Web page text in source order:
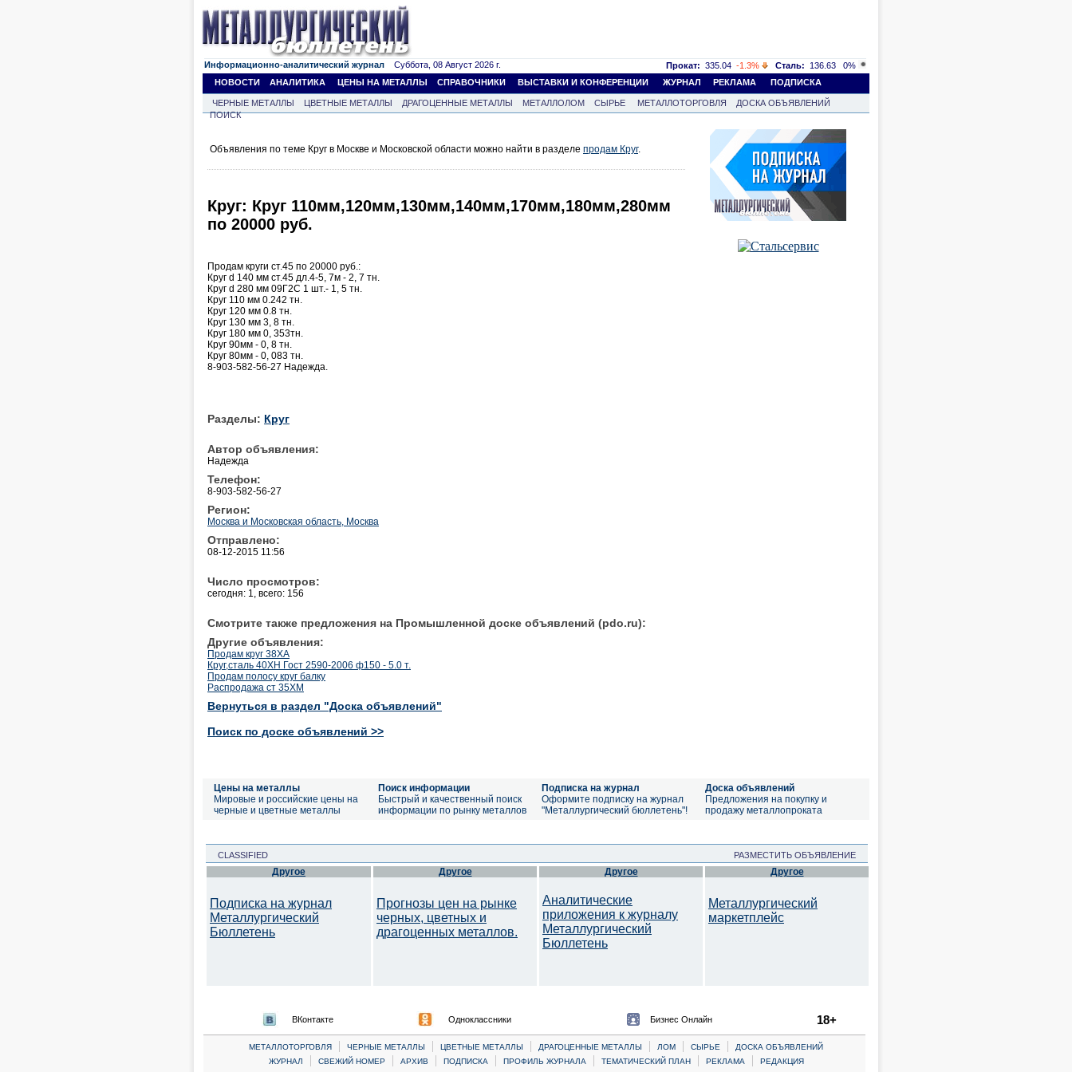
Информационно-аналитический журнал Суббота, 08 Август 2026 г. Прокат: 335.04 -1.3% Сталь: 136.63
0%
НОВОСТИ
АНАЛИТИКА ЦЕНЫ НА МЕТАЛЛЫ СПРАВОЧНИКИ ВЫСТАВКИ И КОНФЕРЕНЦИИ ЖУРНАЛ РЕКЛАМА ПОДПИСКА
ЧЕРНЫЕ МЕТАЛЛЫ ЦВЕТНЫЕ МЕТАЛЛЫ ДРАГОЦЕННЫЕ МЕТАЛЛЫ МЕТАЛЛОЛОМ СЫРЬЕ МЕТАЛЛОТОРГОВЛЯ
ДОСКА ОБЪЯВЛЕНИЙ
ПОИСК
Объявления по теме Круг в Москве и Московской области можно найти в разделе продам Круг.
Круг: Круг 110мм,120мм,130мм,140мм,170мм,180мм,280мм
по 20000 руб.
Продам круги cт.45 по 20000 руб.:
Круг d 140 мм ст.45 дл.4-5, 7м - 2, 7 тн.
Круг d 280 мм 09Г2С 1 шт.- 1, 5 тн.
Круг 110 мм 0.242 тн.
Круг 120 мм 0.8 тн.
Круг 130 мм 3, 8 тн.
Круг 180 мм 0, 353тн.
Круг 90мм - 0, 8 тн.
Круг 80мм - 0, 083 тн.
8-903-582-56-27 Надежда.
Разделы: Круг
Автор объявления:
Надежда
Телефон:
8-903-582-56-27
Регион:
Москва и Московская область, Москва
Отправлено:
08-12-2015 11:56
Число просмотров:
сегодня: 1, всего: 156
Смотрите также предложения на Промышленной доске объявлений (pdo.ru):
Другие объявления:
Продам круг 38ХА
Круг,сталь 40ХН Гост 2590-2006 ф150 - 5.0 т.
Продам полосу круг балку
Распродажа ст 35ХМ
Вернуться в раздел "Доска объявлений"
Поиск по доске объявлений >>
Цены на металлы
Мировые и российские цены на
черные и цветные металлы
Поиск информации
Быстрый и качественный поиск
информации по рынку металлов
Подписка на журнал
Оформите подписку на журнал
"Металлургический бюллетень"!
Доска объявлений
Предложения на покупку и
продажу металлопроката
CLASSIFIED РАЗМЕСТИТЬ ОБЪЯВЛЕНИЕ
Другое
Подписка на журнал
Металлургический
Бюллетень
Другое
Прогнозы цен на рынке
черных, цветных и
драгоценных металлов.
Другое
Аналитические
приложения к журналу
Металлургический
Бюллетень
Другое
Металлургический
маркетплейс
ВКонтакте Одноклассники Бизнес Онлайн 18+
МЕТАЛЛОТОРГОВЛЯ | ЧЕРНЫЕ МЕТАЛЛЫ | ЦВЕТНЫЕ МЕТАЛЛЫ | ДРАГОЦЕННЫЕ МЕТАЛЛЫ | ЛОМ | CЫРЬЕ |
ДОСКА ОБЪЯВЛЕНИЙ
ЖУРНАЛ
| СВЕЖИЙ НОМЕР | АРХИВ | ПОДПИСКА | ПРОФИЛЬ ЖУРНАЛА | ТЕМАТИЧЕСКИЙ ПЛАН | РЕКЛАМА | РЕДАКЦИЯ